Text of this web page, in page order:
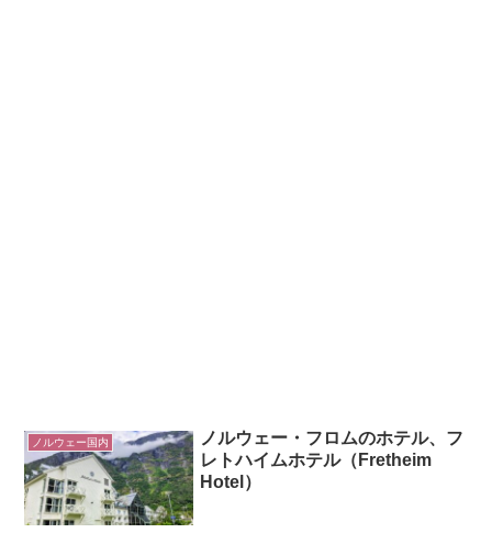
ノルウェー国内
ノルウェー・フロムのホテル、フ
レトハイムホテル（Fretheim
Hotel）